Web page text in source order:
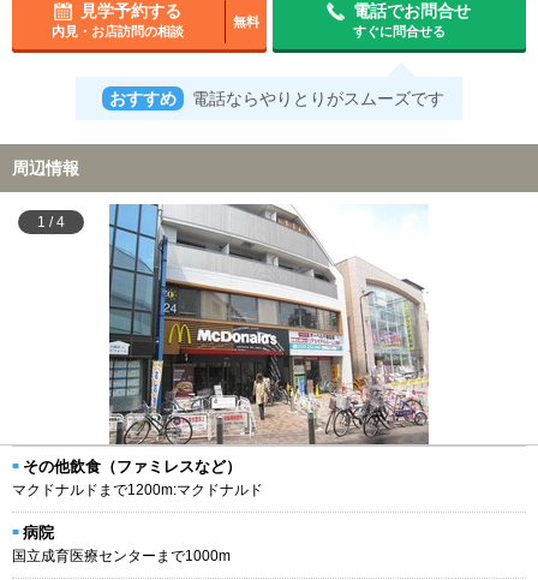
見学予約する
内見・お店訪問の相談
無料
電話でお問合せ
すぐに問合せる
おすすめ 電話ならやりとりがスムーズです
周辺情報
1 /4
その他飲食（ファミレスなど）
マクドナルドまで1200m:マクドナルド
病院
国立成育医療センターまで1000m